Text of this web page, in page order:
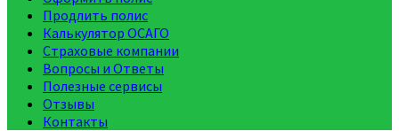
Продлить полис
Калькулятор ОСАГО
Страховые компании
Вопросы и Ответы
Полезные сервисы
Отзывы
Контакты